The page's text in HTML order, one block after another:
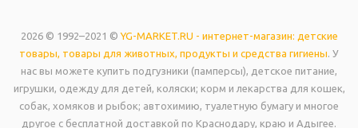
2026 © 1992–2021 ©YG-MARKET.RU - интернет-магазин: детские
товары, товары для животных, продукты и средства гигиены. У
нас вы можете купить подгузники (памперсы), детское питание,
игрушки, одежду для детей, коляски; корм и лекарства для кошек,
собак, хомяков и рыбок; автохимию, туалетную бумагу и многое
другое с бесплатной доставкой по Краснодару, краю и Адыгее.